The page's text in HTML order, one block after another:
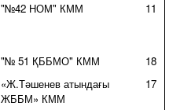
"№42 НОМ" КММ 11
"№ 51 ҚББМО" КММ
18
«Ж.Тәшенев атындағы
ЖББМ» КММ
17